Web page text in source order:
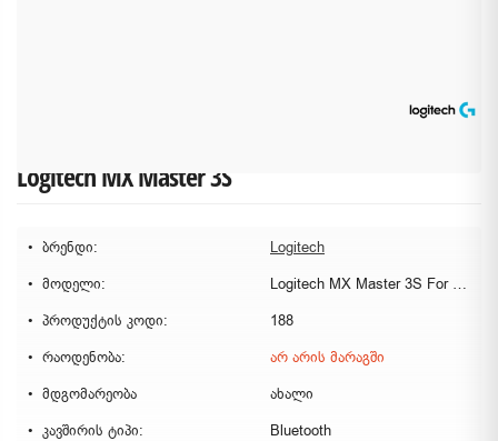
Logitech MX Master 3S
ბრენდი:
Logitech
მოდელი:
Logitech MX Master 3S For Mac
პროდუქტის კოდი:
188
რაოდენობა:
არ არის მარაგში
მდგომარეობა
ახალი
კავშირის ტიპი:
Bluetooth